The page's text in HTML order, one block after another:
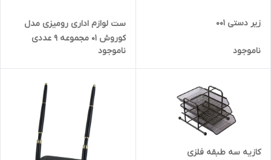
زیر دستی 001
ناموجود
ست لوازم اداری رومیزی مدل
کوروش 01 مجموعه 9 عددی
ناموجود
کازیه سه طبقه فلزی